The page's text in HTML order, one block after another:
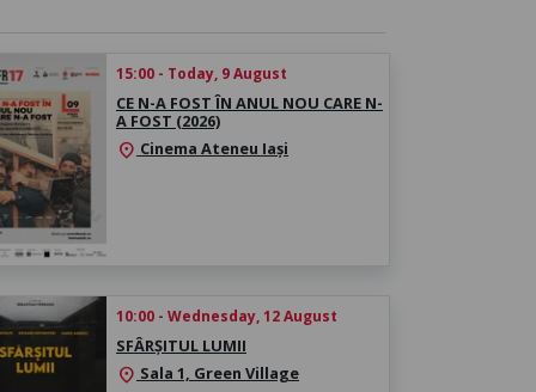
15:00 - Today, 9 August
CE N-A FOST ÎN ANUL NOU CARE N-
A FOST (2026)
location_on Cinema Ateneu Iași
10:00 - Wednesday, 12 August
SFÂRȘITUL LUMII
location_on Sala 1, Green Village